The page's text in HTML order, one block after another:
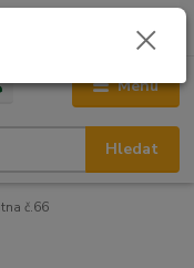
Menu
Hledat
0,00 Kč
č.66